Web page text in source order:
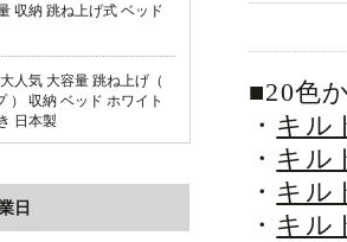
■20色
・ キル
・ キル
・ キル
・ キル
収納 跳ね上げ式 ベッド
人気 大容量 跳ね上げ（
） 収納 ベッド ホワイト
日本製
縦開き 日本製
日